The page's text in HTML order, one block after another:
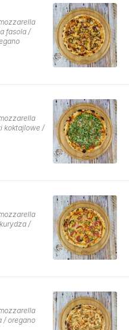
fasola /
koktajlowe /
/
/ oregano